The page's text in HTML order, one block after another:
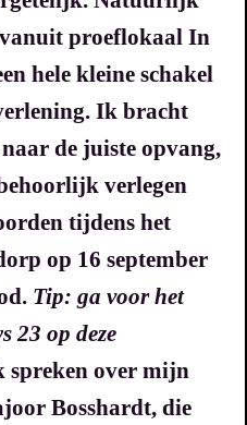
proeflokaal In
hele kleine schakel
Ik bracht
de juiste opvang,
verlegen
tijdens het
op 16 september
Tip: ga voor het
23 op deze
spreken over mijn
Bosshardt, die